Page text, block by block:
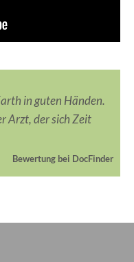
in guten Händen.
Arzt, der sich Zeit
Bewertung bei DocFinder